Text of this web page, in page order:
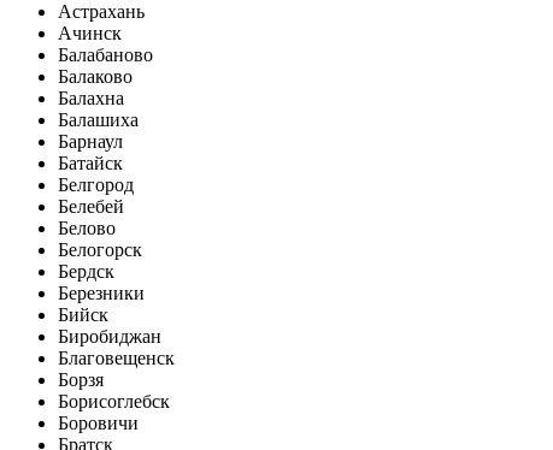
Астрахань
Ачинск
Балабаново
Балаково
Балахна
Балашиха
Барнаул
Батайск
Белгород
Белебей
Белово
Белогорск
Бердск
Березники
Бийск
Биробиджан
Благовещенск
Борзя
Борисоглебск
Боровичи
Братск